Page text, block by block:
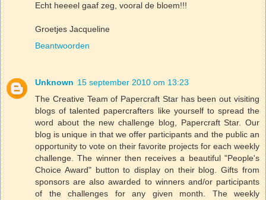
Echt heeeel gaaf zeg, vooral de bloem!!!
Groetjes Jacqueline
Beantwoorden
Unknown 15 september 2010 om 13:23
The Creative Team of Papercraft Star has been out visiting
blogs of talented papercrafters like yourself to spread the
word about the new challenge blog, Papercraft Star. Our
blog is unique in that we offer participants and the public an
opportunity to vote on their favorite projects for each weekly
challenge. The winner then receives a beautiful "People's
Choice Award" button to display on their blog. Gifts from
sponsors are also awarded to winners and/or participants
of the challenges for any given month. The weekly